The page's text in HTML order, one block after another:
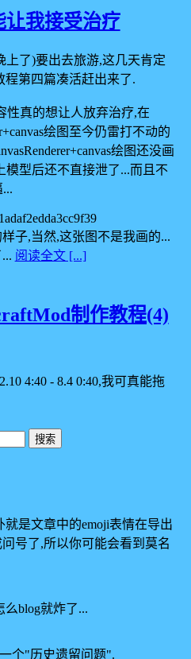
让我接受治疗
上了)要出去旅游,这几天肯定
第四篇凑活赶出来了.
性真的想让人放弃治疗,在
绘图至今仍雷打不动的
绘图还没画
模型后还不直接泄了...而且不
子,当然,这张图不是我画的...
阅读全文 [...]
制作教程(4)
4:40 - 8.4 0:40,我可真能拖
是文章中的emoji表情在导出
号了,所以你可能会看到莫名
blog就炸了...
个"历史遗留问题".